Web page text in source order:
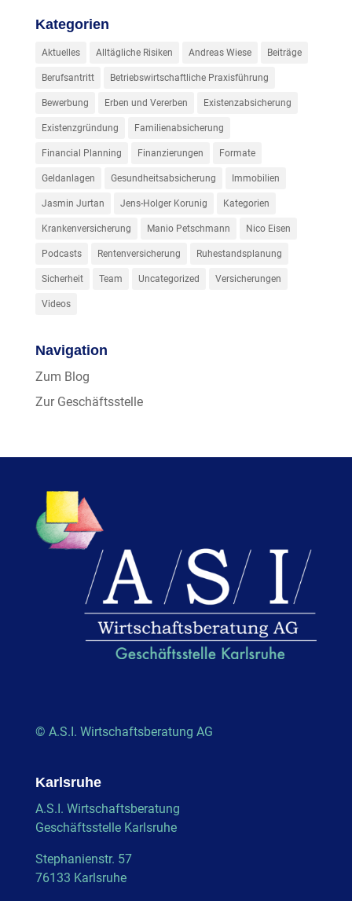
Kategorien
Aktuelles Alltägliche Risiken Andreas Wiese Beiträge
Berufsantritt Betriebswirtschaftliche Praxisführung
Bewerbung Erben und Vererben Existenzabsicherung
Existenzgründung Familienabsicherung
Financial Planning Finanzierungen Formate
Geldanlagen Gesundheitsabsicherung Immobilien
Jasmin Jurtan Jens-Holger Korunig Kategorien
Krankenversicherung Manio Petschmann Nico Eisen
Podcasts Rentenversicherung Ruhestandsplanung
Sicherheit Team Uncategorized Versicherungen
Videos
Navigation
Zum Blog
Zur Geschäftsstelle
© A.S.I. Wirtschaftsberatung AG
Karlsruhe
A.S.I. Wirtschaftsberatung
Geschäftsstelle Karlsruhe
Stephanienstr. 57
76133 Karlsruhe